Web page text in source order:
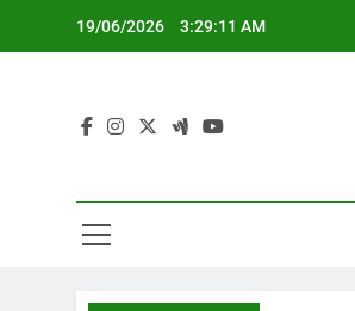
19/06/2026 3:29:11 AM